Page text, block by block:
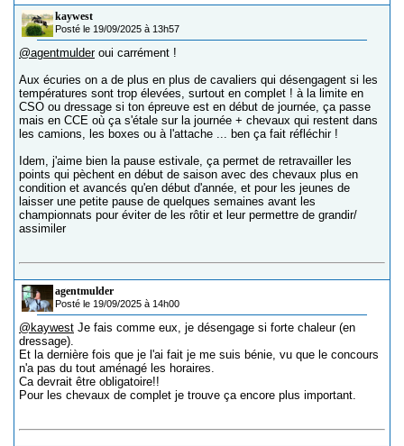
kaywest
Posté le 19/09/2025 à 13h57
@agentmulder oui carrément !
Aux écuries on a de plus en plus de cavaliers qui désengagent si les
températures sont trop élevées, surtout en complet ! à la limite en
CSO ou dressage si ton épreuve est en début de journée, ça passe
mais en CCE où ça s'étale sur la journée + chevaux qui restent dans
les camions, les boxes ou à l'attache ... ben ça fait réfléchir !
Idem, j'aime bien la pause estivale, ça permet de retravailler les
points qui pèchent en début de saison avec des chevaux plus en
condition et avancés qu'en début d'année, et pour les jeunes de
laisser une petite pause de quelques semaines avant les
championnats pour éviter de les rôtir et leur permettre de grandir/
assimiler
agentmulder
Posté le 19/09/2025 à 14h00
@kaywest Je fais comme eux, je désengage si forte chaleur (en
dressage).
Et la dernière fois que je l'ai fait je me suis bénie, vu que le concours
n'a pas du tout aménagé les horaires.
Ca devrait être obligatoire!!
Pour les chevaux de complet je trouve ça encore plus important.